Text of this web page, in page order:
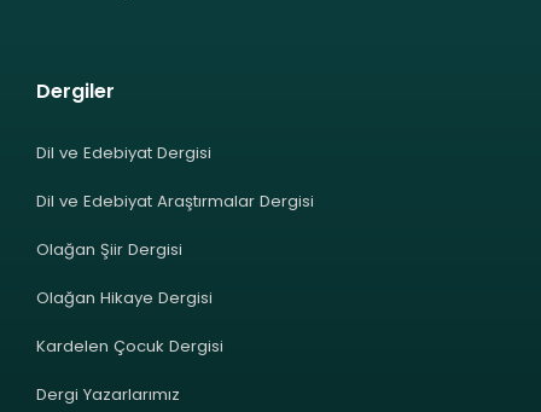
Dergiler
Dil ve Edebiyat Dergisi
Dil ve Edebiyat Araştırmalar Dergisi
Olağan Şiir Dergisi
Olağan Hikaye Dergisi
Kardelen Çocuk Dergisi
Dergi Yazarlarımız